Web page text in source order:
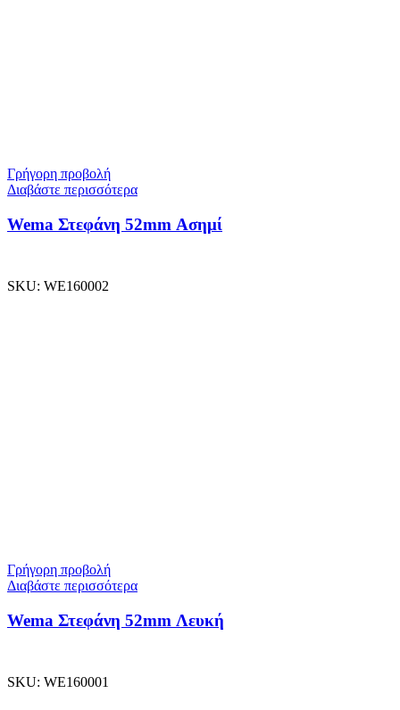
Γρήγορη προβολή
Διαβάστε περισσότερα
Wema Στεφάνη 52mm Ασημί
SKU: WE160002
Γρήγορη προβολή
Διαβάστε περισσότερα
Wema Στεφάνη 52mm Λευκή
SKU: WE160001